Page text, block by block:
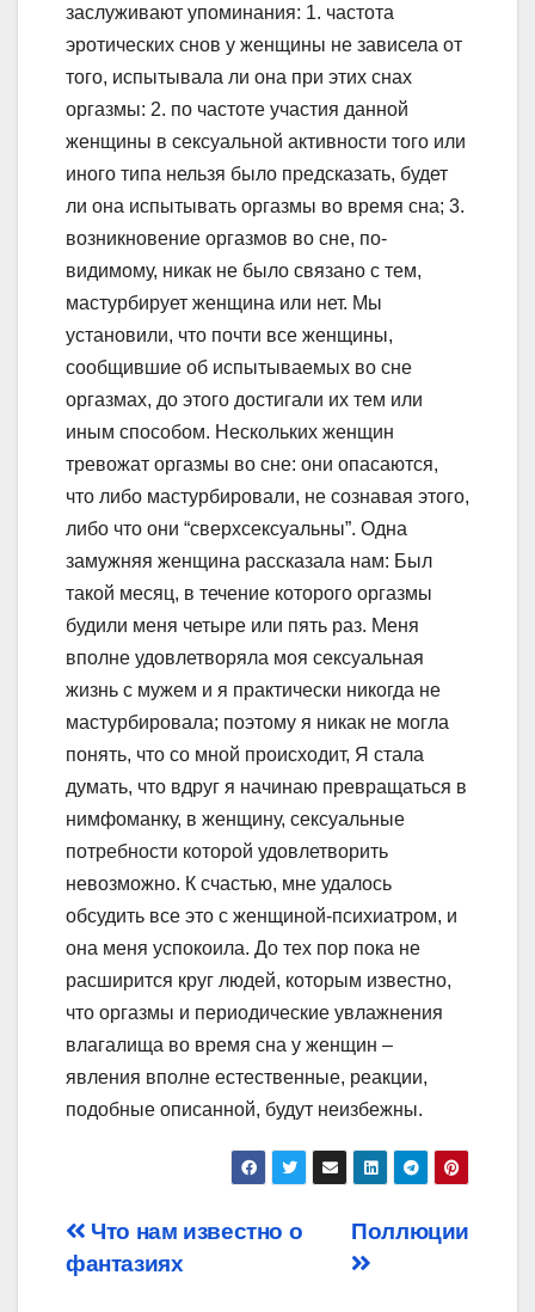
заслуживают упоминания: 1. частота
эротических снов у женщины не зависела от
того, испытывала ли она при этих снах
оргазмы: 2. по частоте участия данной
женщины в сексуальной активности того или
иного типа нельзя было предсказать, будет
ли она испытывать оргазмы во время сна; 3.
возникновение оргазмов во сне, по-
видимому, никак не было связано с тем,
мастурбирует женщина или нет. Мы
установили, что почти все женщины,
сообщившие об испытываемых во сне
оргазмах, до этого достигали их тем или
иным способом. Нескольких женщин
тревожат оргазмы во сне: они опасаются,
что либо мастурбировали, не сознавая этого,
либо что они “сверхсексуальны”. Одна
замужняя женщина рассказала нам: Был
такой месяц, в течение которого оргазмы
будили меня четыре или пять раз. Меня
вполне удовлетворяла моя сексуальная
жизнь с мужем и я практически никогда не
мастурбировала; поэтому я никак не могла
понять, что со мной происходит, Я стала
думать, что вдруг я начинаю превращаться в
нимфоманку, в женщину, сексуальные
потребности которой удовлетворить
невозможно. К счастью, мне удалось
обсудить все это с женщиной-психиатром, и
она меня успокоила. До тех пор пока не
расширится круг людей, которым известно,
что оргазмы и периодические увлажнения
влагалища во время сна у женщин –
явления вполне естественные, реакции,
подобные описанной, будут неизбежны.
Post
navigation
Поллюции
Что нам известно о
фантазиях